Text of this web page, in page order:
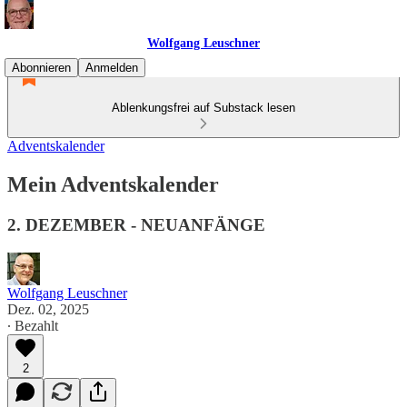
Wolfgang Leuschner
Abonnieren
Anmelden
Ablenkungsfrei auf Substack lesen
Adventskalender
Mein Adventskalender
2. DEZEMBER - NEUANFÄNGE
Wolfgang Leuschner
Dez. 02, 2025
∙ Bezahlt
2